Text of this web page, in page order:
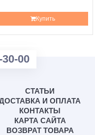
Купить
00
СТАТЬИ
И ОПЛАТА
КОНТАКТЫ
КАРТА САЙТА
ВОЗВРАТ ТОВАРА